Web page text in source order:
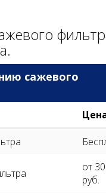
сажевого
от
руб.